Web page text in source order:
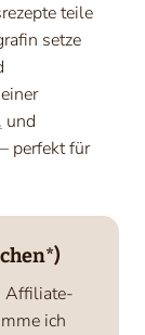
teile
setze
und
perfekt für
Affiliate-
ich